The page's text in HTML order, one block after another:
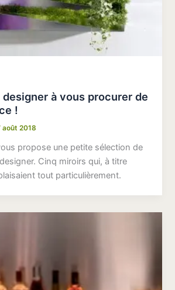
à vous procurer de
!
août 2018
propose une petite sélection de
Cinq miroirs qui, à titre
tout particulièrement.